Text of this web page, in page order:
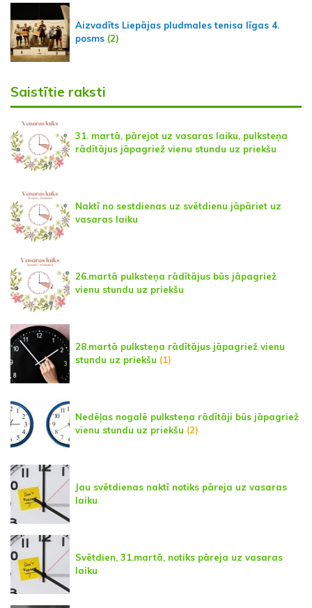
Aizvadīts Liepājas pludmales tenisa līgas 4.
posms (2)
Saistītie raksti
31. martā, pārejot uz vasaras laiku, pulksteņa
rādītājus jāpagriež vienu stundu uz priekšu
Naktī no sestdienas uz svētdienu jāpāriet uz
vasaras laiku
26.martā pulksteņa rādītājus būs jāpagriež
vienu stundu uz priekšu
28.martā pulksteņa rādītājus jāpagriež vienu
stundu uz priekšu (1)
Nedēļas nogalē pulksteņa rādītāji būs jāpagriež
vienu stundu uz priekšu (2)
Jau svētdienas naktī notiks pāreja uz vasaras
laiku
Svētdien, 31.martā, notiks pāreja uz vasaras
laiku